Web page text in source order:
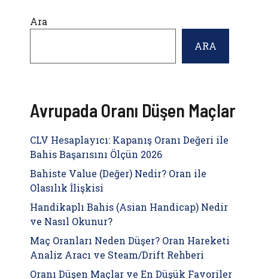
Ara
ARA
Avrupada Oranı Düşen Maçlar
CLV Hesaplayıcı: Kapanış Oranı Değeri ile
Bahis Başarısını Ölçün 2026
Bahiste Value (Değer) Nedir? Oran ile
Olasılık İlişkisi
Handikaplı Bahis (Asian Handicap) Nedir
ve Nasıl Okunur?
Maç Oranları Neden Düşer? Oran Hareketi
Analiz Aracı ve Steam/Drift Rehberi
Oranı Düşen Maçlar ve En Düşük Favoriler